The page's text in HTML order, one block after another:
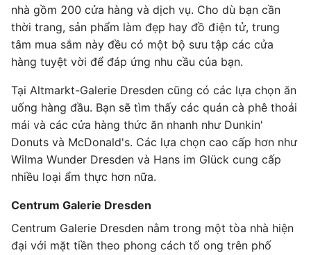
nhà gồm 200 cửa hàng và dịch vụ. Cho dù bạn cần
thời trang, sản phẩm làm đẹp hay đồ điện tử, trung
tâm mua sắm này đều có một bộ sưu tập các cửa
hàng tuyệt vời để đáp ứng nhu cầu của bạn.
Tại Altmarkt-Galerie Dresden cũng có các lựa chọn ăn
uống hàng đầu. Bạn sẽ tìm thấy các quán cà phê thoải
mái và các cửa hàng thức ăn nhanh như Dunkin'
Donuts và McDonald's. Các lựa chọn cao cấp hơn như
Wilma Wunder Dresden và Hans im Glück cung cấp
nhiều loại ẩm thực hơn nữa.
Centrum Galerie Dresden
Centrum Galerie Dresden nằm trong một tòa nhà hiện
đại với mặt tiền theo phong cách tổ ong trên phố